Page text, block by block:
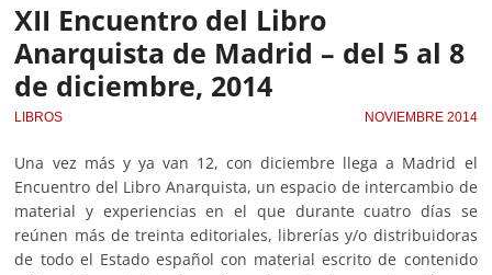
XII Encuentro del Libro
Anarquista de Madrid – del 5 al 8
de diciembre, 2014
LIBROS NOVIEMBRE 2014
Una vez más y ya van 12, con diciembre llega a Madrid el
Encuentro del Libro Anarquista, un espacio de intercambio de
material y experiencias en el que durante cuatro días se
reúnen más de treinta editoriales, librerías y/o distribuidoras
de todo el Estado español con material escrito de contenido